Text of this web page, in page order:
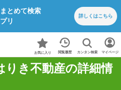
とめて検索
リ
詳しくはこちら
お気に入り 閲覧履歴 カンタン検索 マイページ
りき不動産の詳細情